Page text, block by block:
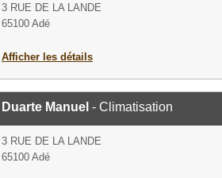
3 RUE DE LA LANDE
65100 Adé
Afficher les détails
Duarte Manuel - Climatisation
3 RUE DE LA LANDE
65100 Adé